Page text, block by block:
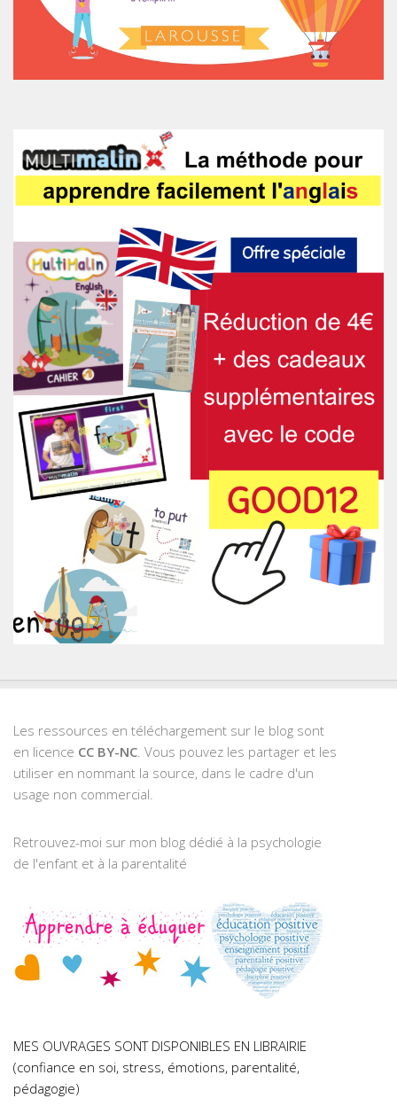
Les ressources en téléchargement sur le blog sont
en licence CC BY-NC . Vous pouvez les partager et les
utiliser en nommant la source, dans le cadre d'un
usage non commercial.
Retrouvez-moi sur mon blog dédié à la psychologie
de l'enfant et à la parentalité
MES OUVRAGES SONT DISPONIBLES EN LIBRAIRIE
(confiance en soi, stress, émotions, parentalité,
pédagogie)